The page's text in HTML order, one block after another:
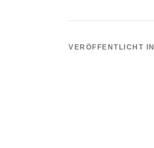
VERÖFFENTLICHT IN